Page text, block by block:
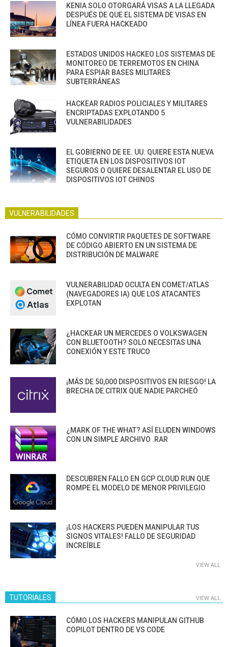
KENIA SOLO OTORGARÁ VISAS A LA LLEGADA
DESPUÉS DE QUE EL SISTEMA DE VISAS EN
LÍNEA FUERA HACKEADO
ESTADOS UNIDOS HACKEO LOS SISTEMAS DE
MONITOREO DE TERREMOTOS EN CHINA
PARA ESPIAR BASES MILITARES
SUBTERRÁNEAS
HACKEAR RADIOS POLICIALES Y MILITARES
ENCRIPTADAS EXPLOTANDO 5
VULNERABILIDADES
EL GOBIERNO DE EE. UU. QUIERE ESTA NUEVA
ETIQUETA EN LOS DISPOSITIVOS IOT
SEGUROS O QUIERE DESALENTAR EL USO DE
DISPOSITIVOS IOT CHINOS
VULNERABILIDADES
CÓMO CONVIRTIR PAQUETES DE SOFTWARE
DE CÓDIGO ABIERTO EN UN SISTEMA DE
DISTRIBUCIÓN DE MALWARE
VULNERABILIDAD OCULTA EN COMET/ATLAS
(NAVEGADORES IA) QUE LOS ATACANTES
EXPLOTAN
¿HACKEAR UN MERCEDES O VOLKSWAGEN
CON BLUETOOTH? SOLO NECESITAS UNA
CONEXIÓN Y ESTE TRUCO
¡MÁS DE 50,000 DISPOSITIVOS EN RIESGO! LA
BRECHA DE CITRIX QUE NADIE PARCHEÓ
¿MARK OF THE WHAT? ASÍ ELUDEN WINDOWS
CON UN SIMPLE ARCHIVO .RAR
DESCUBREN FALLO EN GCP CLOUD RUN QUE
ROMPE EL MODELO DE MENOR PRIVILEGIO
¡LOS HACKERS PUEDEN MANIPULAR TUS
SIGNOS VITALES! FALLO DE SEGURIDAD
INCREÍBLE
VIEW ALL
TUTORIALES VIEW ALL
CÓMO LOS HACKERS MANIPULAN GITHUB
COPILOT DENTRO DE VS CODE